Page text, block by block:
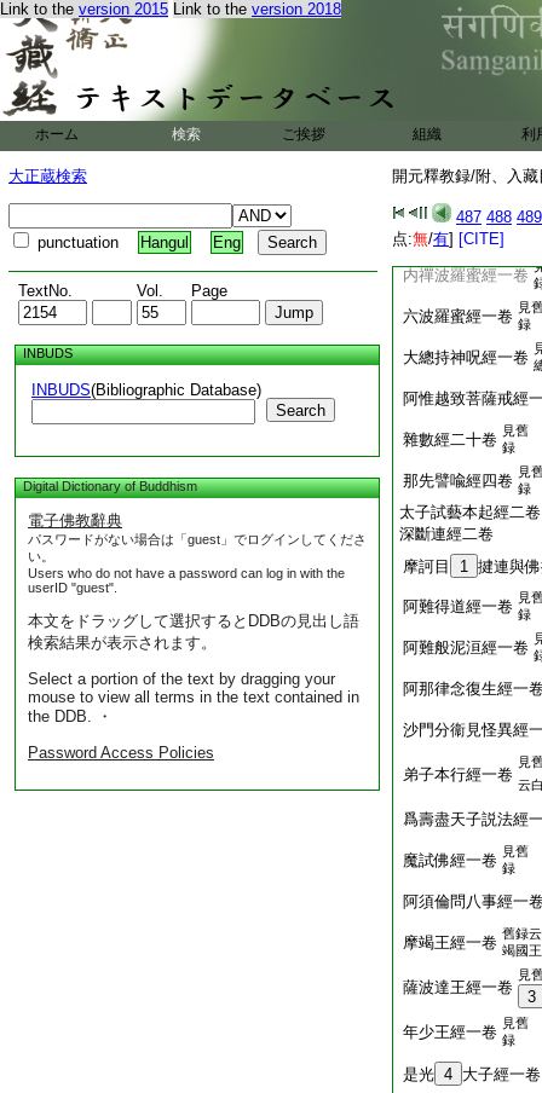
Link to the version 2015 Link to the version 2018
ホーム 検索 ご挨拶 組織 利
大正蔵検索
punctuation Hangul Eng
TextNo. Vol. Page
INBUDS
INBUDS(Bibliographic Database)
Search
Digital Dictionary of Buddhism
電子佛教辭典
パスワードがない場合は「guest」でログインしてくださ
い。
Users who do not have a password can log in with the
userID "guest".
本文をドラッグして選択するとDDBの見出し語
検索結果が表示されます。
Select a portion of the text by dragging your
mouse to view all terms in the text contained in
the DDB. ・
Password Access Policies
開元釋教録/附、入
487 488 489
点:無/有] [CITE]
魔王請問經四卷
釋提桓因所問經三卷
大梵天王請轉法輪
梵天王請佛千首經
見
熒火六度經一卷
舊
内禪波羅蜜經一卷
六波羅蜜經一卷 見
録
大總持神呪經一卷
阿惟越致菩薩戒經
雜數經二十卷 見舊
録
那先譬喩經四卷 見
録
太子試藝本起經二卷
深斷連經二卷
摩訶目
1 揵連與
阿難得道經一卷 見
録
阿難般泥洹經一卷
阿那律念復生經一
沙門分衞見怪異經
弟子本行經一卷
見
云
爲壽盡天子説法經
魔試佛經一卷 見舊
録
阿須倫問八事經一
摩竭王經一卷 舊録
竭國
薩波達王經一卷
見
3
年少王經一卷 見舊
録
是光 4 大子經一卷